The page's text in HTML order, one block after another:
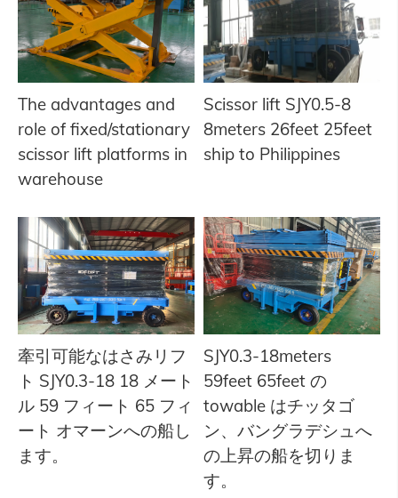
The advantages and
role of fixed/stationary
scissor lift platforms in
warehouse
Scissor lift SJY0.5-8
8meters 26feet 25feet
ship to Philippines
牽引可能なはさみリフ
ト SJY0.3-18 18 メート
ル 59 フィート 65 フィ
ート オマーンへの船し
ます。
SJY0.3-18meters
59feet 65feet の
towable はチッタゴ
ン、バングラデシュへ
の上昇の船を切りま
す。